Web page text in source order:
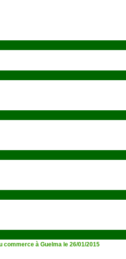
commerce à Guelma le 26/01/2015